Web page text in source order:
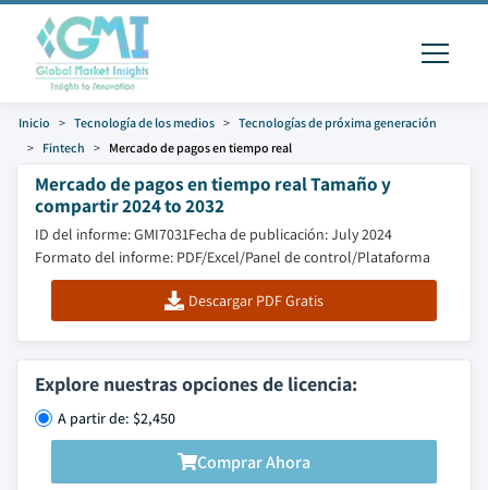
Inicio Tecnología de los medios
Tecnologías de próxima generación
Fintech
Mercado de pagos en tiempo real
Mercado de pagos en tiempo real Tamaño y
compartir 2024 to 2032
ID del informe: GMI7031Fecha de publicación: July 2024
Formato del informe: PDF/Excel/Panel de control/Plataforma
Descargar PDF Gratis
Explore nuestras opciones de licencia:
A partir de: $2,450
Comprar Ahora